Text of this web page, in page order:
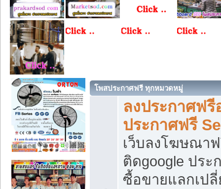
โพสประกาศฟรี ทุกหมวดหมู่
ลงประกาศฟ
ประกาศฟรี
เว็บลงโฆษณา
ติดgoogle ปร
ซื้อขายแลกเป